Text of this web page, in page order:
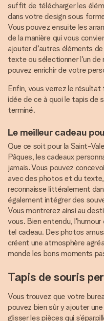
suffit de télécharger les
dans votre design sous
Vous pouvez ensuite les
de la manière qui vous
ajouter d'autres éléments
texte ou sélectionner l'un de
pouvez enrichir de votre
Enfin, vous verrez le résultat
idée de ce à quoi le tapis de
terminé.
Le meilleur cadeau
Que ce soit pour la Saint-
Pâques, les cadeaux
jamais. Vous pouvez
avec des photos et du
reconnaisse littéralement
également intégrer des
Vous montrerez ainsi au
vous. Bien entendu,
tel cadeau. Des photos
créent une atmosphère
monde les bons moments
Tapis de souris
Vous trouvez que votre
pouvez bien sûr y ajouter une
glisser les pièces qui